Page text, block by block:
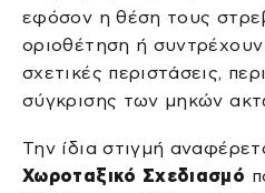
εφόσον η θέση τους
οριοθέτηση ή συντρέχουν
σχετικές περιστάσεις,
σύγκρισης των μηκών
Την ίδια στιγμή
Χωροταξικό Σχεδιασμό